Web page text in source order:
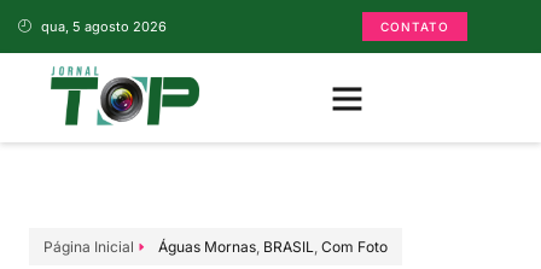
qua, 5 agosto 2026 CONTATO
Página Inicial Águas Mornas, BRASIL, Com Foto